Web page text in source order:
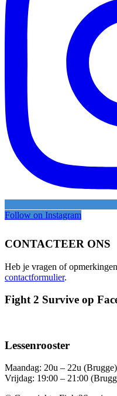
Follow on Instagram
CONTACTEER ONS
Heb je vragen of
contactformulier.
Fight 2 Survive op
Lessenrooster
Maandag: 20u – 22u (Brugge)
Vrijdag: 19:00 – 21:00